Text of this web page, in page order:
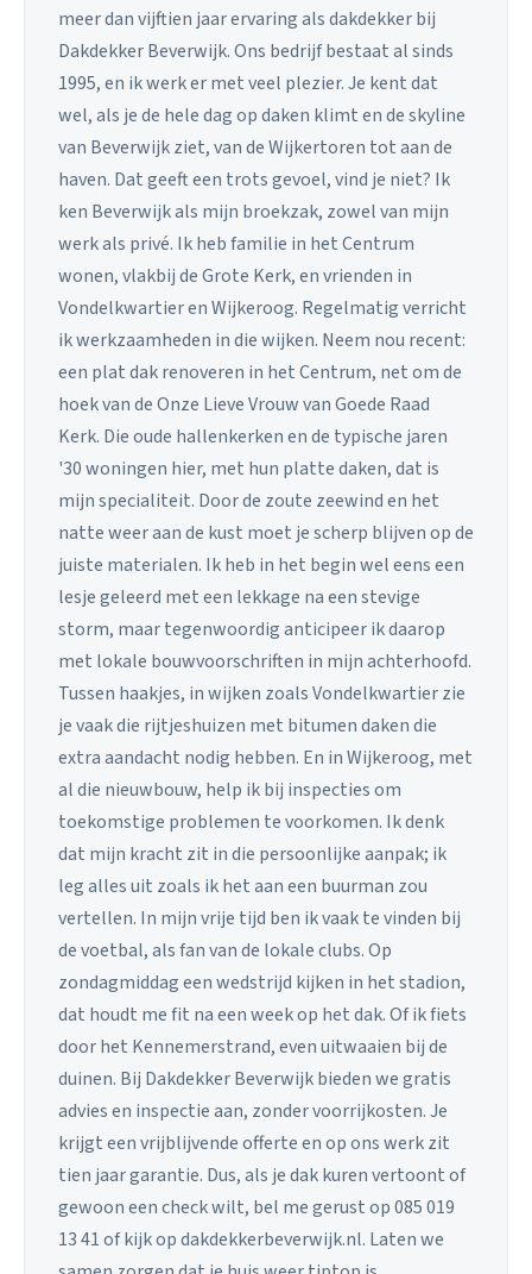
meer dan vijftien jaar ervaring als dakdekker bij
Dakdekker Beverwijk. Ons bedrijf bestaat al sinds
1995, en ik werk er met veel plezier. Je kent dat
wel, als je de hele dag op daken klimt en de skyline
van Beverwijk ziet, van de Wijkertoren tot aan de
haven. Dat geeft een trots gevoel, vind je niet? Ik
ken Beverwijk als mijn broekzak, zowel van mijn
werk als privé. Ik heb familie in het Centrum
wonen, vlakbij de Grote Kerk, en vrienden in
Vondelkwartier en Wijkeroog. Regelmatig verricht
ik werkzaamheden in die wijken. Neem nou recent:
een plat dak renoveren in het Centrum, net om de
hoek van de Onze Lieve Vrouw van Goede Raad
Kerk. Die oude hallenkerken en de typische jaren
'30 woningen hier, met hun platte daken, dat is
mijn specialiteit. Door de zoute zeewind en het
natte weer aan de kust moet je scherp blijven op de
juiste materialen. Ik heb in het begin wel eens een
lesje geleerd met een lekkage na een stevige
storm, maar tegenwoordig anticipeer ik daarop
met lokale bouwvoorschriften in mijn achterhoofd.
Tussen haakjes, in wijken zoals Vondelkwartier zie
je vaak die rijtjeshuizen met bitumen daken die
extra aandacht nodig hebben. En in Wijkeroog, met
al die nieuwbouw, help ik bij inspecties om
toekomstige problemen te voorkomen. Ik denk
dat mijn kracht zit in die persoonlijke aanpak; ik
leg alles uit zoals ik het aan een buurman zou
vertellen. In mijn vrije tijd ben ik vaak te vinden bij
de voetbal, als fan van de lokale clubs. Op
zondagmiddag een wedstrijd kijken in het stadion,
dat houdt me fit na een week op het dak. Of ik fiets
door het Kennemerstrand, even uitwaaien bij de
duinen. Bij Dakdekker Beverwijk bieden we gratis
advies en inspectie aan, zonder voorrijkosten. Je
krijgt een vrijblijvende offerte en op ons werk zit
tien jaar garantie. Dus, als je dak kuren vertoont of
gewoon een check wilt, bel me gerust op 085 019
13 41 of kijk op dakdekkerbeverwijk.nl. Laten we